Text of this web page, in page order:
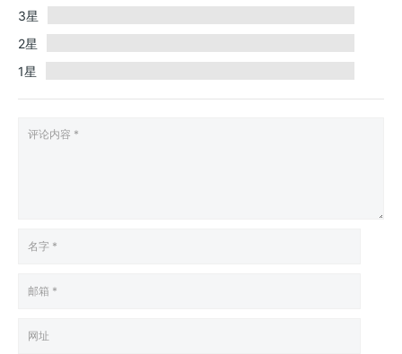
3星
2星
1星